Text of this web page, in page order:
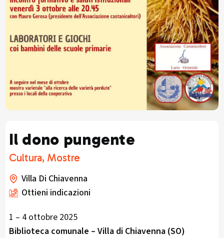
Il dono pungente
Cultura, Mostre
Villa Di Chiavenna
Ottieni indicazioni
1 – 4 ottobre 2025
Biblioteca comunale – Villa di Chiavenna (SO)